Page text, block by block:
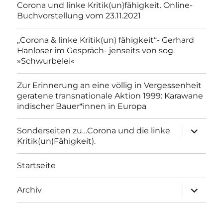
Corona und linke Kritik(un)fähigkeit. Online-
Buchvorstellung vom 23.11.2021
„Corona & linke Kritik(un) fähigkeit“- Gerhard
Hanloser im Gespräch- jenseits von sog.
»Schwurbelei«
Zur Erinnerung an eine völlig in Vergessenheit
geratene transnationale Aktion 1999: Karawane
indischer Bauer*innen in Europa
Sonderseiten zu…Corona und die linke
Kritik(un)Fähigkeit).
anzeigen
Startseite
Archiv
anzeigen